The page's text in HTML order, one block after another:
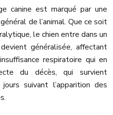
canine est marqué par une
de l’animal. Que ce soit
le chien entre dans un
généralisée, affectant
respiratoire qui en
du décès, qui survient
suivant l’apparition des